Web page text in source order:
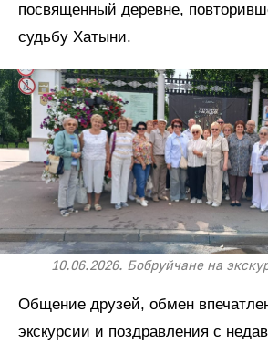
посвященный деревне,
судьбу Хатыни.
10.06.2026. Бобруйчане на
Общение друзей, обмен
экскурсии и поздравления с